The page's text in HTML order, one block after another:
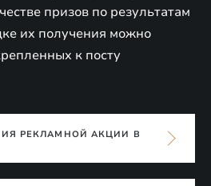
призов по результатам
их получения можно
к посту
РЕКЛАМНОЙ АКЦИИ В